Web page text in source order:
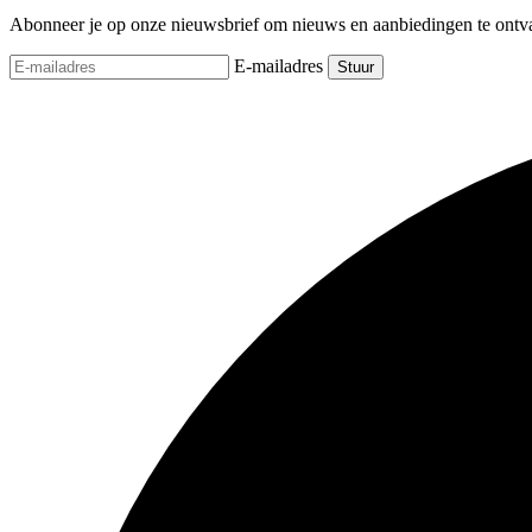
Abonneer je op onze nieuwsbrief om nieuws en aanbiedingen te
E-mailadres